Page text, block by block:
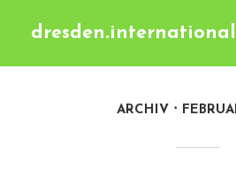
dresden.international
ARCHIV